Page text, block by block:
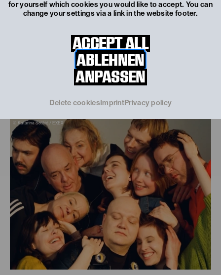
for yourself which cookies you would like to accept. You can
change your settings via a link in the website footer.
ACCEPT ALL
ABLEHNEN
ANPASSEN
Delete cookies Imprint Privacy policy
© Katarina Šoškić / EXEX
Was spielt sich ab?
Vier Uraufführungen, drei österreichische
Erstaufführungen, internationale Gastspiele,
Kooperationen und partizipative Initiativen...
MEHR
ERFAHREN